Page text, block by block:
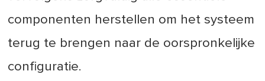
componenten herstellen om het systeem
terug te brengen naar de oorspronkelijke
configuratie.